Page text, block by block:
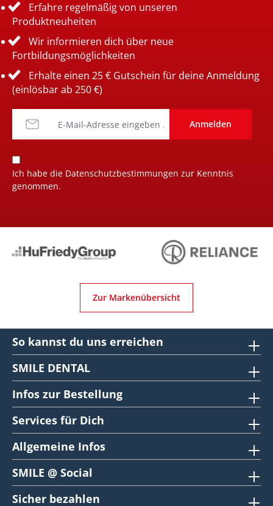
Erfahre regelmäßig von unseren
Produktneuheiten
Wir informieren dich über neue
Fortbildungsmöglichkeiten
Erhalte einen 25 € Gutschein für deine Anmeldung
(einlösbar ab 250 €)
Anmelden
Ich habe die Datenschutzbestimmungen zur Kenntnis
genommen.
Zur Markenübersicht
So kannst du uns erreichen
SMILE DENTAL
Infos zur Bestellung
Services für Dich
Allgemeine Infos
SMILE @ Social
Sicher bezahlen